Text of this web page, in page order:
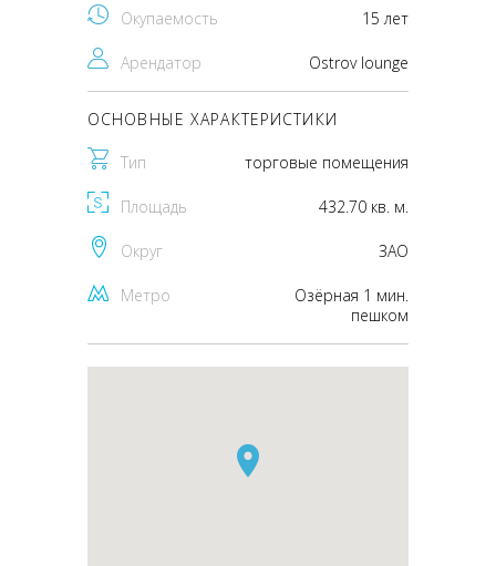
Окупаемость 15 лет
Арендатор Оstrov lounge
ОСНОВНЫЕ ХАРАКТЕРИСТИКИ
Тип торговые помещения
Площадь 432.70 кв. м.
Округ ЗАО
Метро
Озёрная 1 мин.
пешком